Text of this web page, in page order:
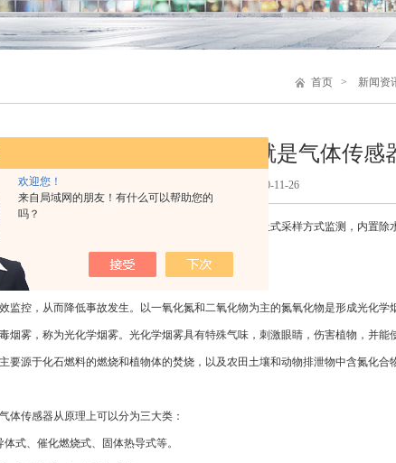
欢迎您！
来自局域网的朋友！有什么可以帮助您的
吗？
首页 > 新闻资
氧化物检测仪的关键部件就是气体传感
点击次数：1622次 更新时间：2020-11-26
。传感器是选用进口高精度电化学传感器，采用泵吸式采样方式监测，内置除
控，从而降低事故发生。以一氧化氮和二氧化物为主的氮氧化物是形成光化学
烟雾，称为光化学烟雾。光化学烟雾具有特殊气味，刺激眼睛，伤害植物，并
要源于化石燃料的燃烧和植物体的焚烧，以及农田土壤和动物排泄物中含氮化合
体传感器从原理上可以分为三大类：
、催化燃烧式、固体热导式等。